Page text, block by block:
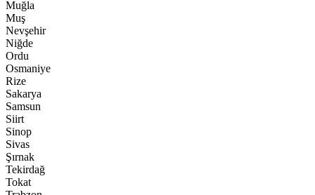
Muğla
Muş
Nevşehir
Niğde
Ordu
Osmaniye
Rize
Sakarya
Samsun
Siirt
Sinop
Sivas
Şırnak
Tekirdağ
Tokat